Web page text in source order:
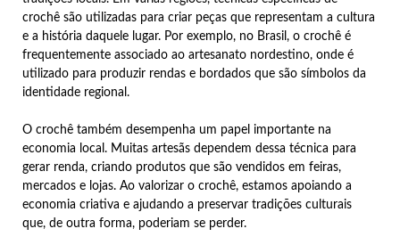
crochê são utilizadas para criar peças que representam a cultura
e a história daquele lugar. Por exemplo, no Brasil, o crochê é
frequentemente associado ao artesanato nordestino, onde é
utilizado para produzir rendas e bordados que são símbolos da
identidade regional.
O crochê também desempenha um papel importante na
economia local. Muitas artesãs dependem dessa técnica para
gerar renda, criando produtos que são vendidos em feiras,
mercados e lojas. Ao valorizar o crochê, estamos apoiando a
economia criativa e ajudando a preservar tradições culturais
que, de outra forma, poderiam se perder.